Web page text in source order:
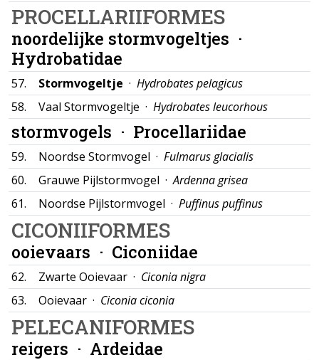
PROCELLARIIFORMES
noordelijke stormvogeltjes ·
Hydrobatidae
57. Stormvogeltje · Hydrobates pelagicus
58.
Vaal Stormvogeltje · Hydrobates leucorhous
stormvogels · Procellariidae
59. Noordse Stormvogel · Fulmarus glacialis
60.
Grauwe Pijlstormvogel ·Ardenna grisea
61.
Noordse Pijlstormvogel · Puffinus puffinus
CICONIIFORMES
ooievaars · Ciconiidae
62. Zwarte Ooievaar · Ciconia nigra
63.
Ooievaar · Ciconia ciconia
PELECANIFORMES
reigers · Ardeidae